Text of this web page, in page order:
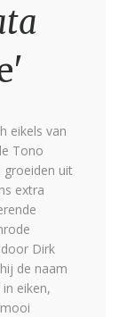
eikels van
Tono
groeiden uit
extra
Dirk
de naam
in eiken,